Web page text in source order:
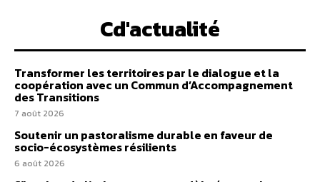
Cd'actualité
Transformer les territoires par le dialogue et la
coopération avec un Commun d’Accompagnement
des Transitions
7 août 2026
Soutenir un pastoralisme durable en faveur de
socio-écosystèmes résilients
6 août 2026